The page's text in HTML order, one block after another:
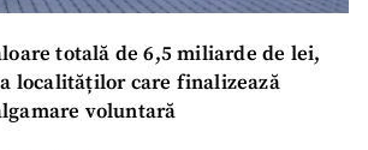
totală de 6,5 miliarde de lei,
localităților care finalizează
voluntară